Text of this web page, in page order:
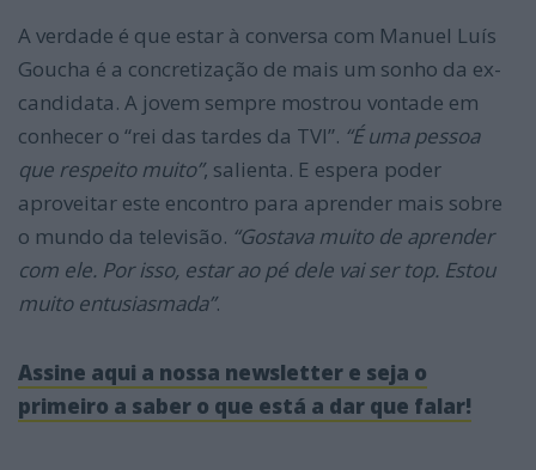
A verdade é que estar à conversa com Manuel Luís
Goucha é a concretização de mais um sonho da ex-
candidata. A jovem sempre mostrou vontade em
conhecer o “rei das tardes da TVI”. “É uma pessoa
que respeito muito”, salienta. E espera poder
aproveitar este encontro para aprender mais sobre
o mundo da televisão. “Gostava muito de aprender
com ele. Por isso, estar ao pé dele vai ser top. Estou
muito entusiasmada”.
Assine aqui a nossa newsletter e seja o
primeiro a saber o que está a dar que falar!